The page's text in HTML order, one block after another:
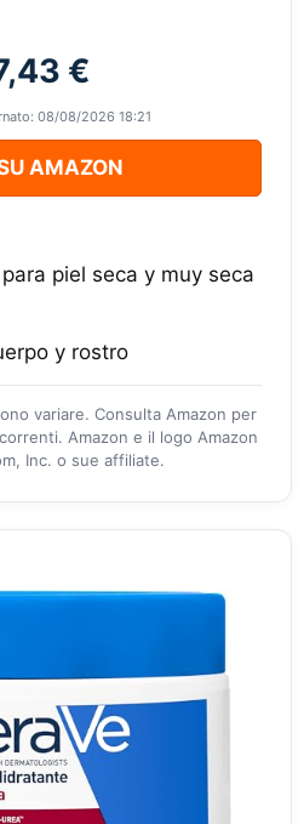
€
08/08/2026 18:21
AMAZON
piel seca y muy seca
y rostro
variare. Consulta Amazon per
Amazon e il logo Amazon
Inc. o sue affiliate.